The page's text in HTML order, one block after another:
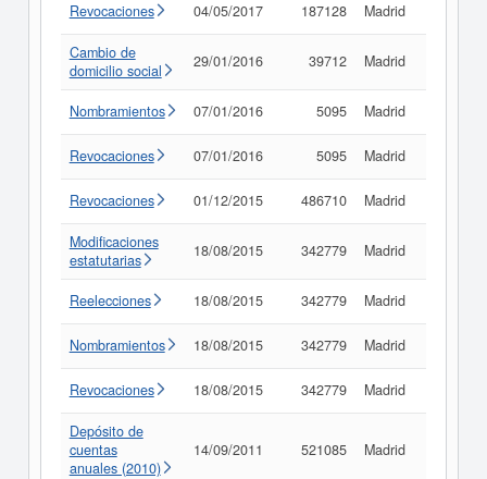
Revocaciones 04/05/2017 187128 Madrid
Cambio de
domicilio social
29/01/2016 39712 Madrid
Nombramientos 07/01/2016 5095 Madrid
Revocaciones 07/01/2016 5095 Madrid
Revocaciones 01/12/2015 486710 Madrid
Modificaciones
estatutarias
18/08/2015 342779 Madrid
Reelecciones 18/08/2015 342779 Madrid
Nombramientos 18/08/2015 342779 Madrid
Revocaciones 18/08/2015 342779 Madrid
Depósito de
cuentas
anuales (2010)
14/09/2011 521085 Madrid